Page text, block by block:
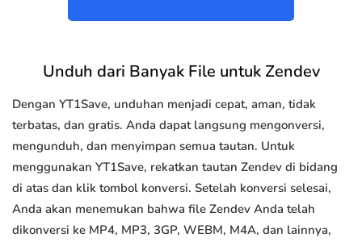
Unduh dari Banyak File untuk Zendev
Dengan YT1Save, unduhan menjadi cepat, aman, tidak
terbatas, dan gratis. Anda dapat langsung mengonversi,
mengunduh, dan menyimpan semua tautan. Untuk
menggunakan YT1Save, rekatkan tautan Zendev di bidang
di atas dan klik tombol konversi. Setelah konversi selesai,
Anda akan menemukan bahwa file Zendev Anda telah
dikonversi ke MP4, MP3, 3GP, WEBM, M4A, dan lainnya,